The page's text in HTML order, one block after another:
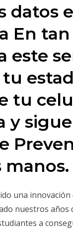
datos
En
este
tu
sigue
manos.
una
nuestros años
a